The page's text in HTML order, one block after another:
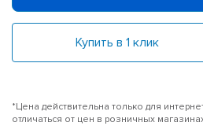
Купить в 1 клик
*Цена действительна только для
отличаться от цен в розничных